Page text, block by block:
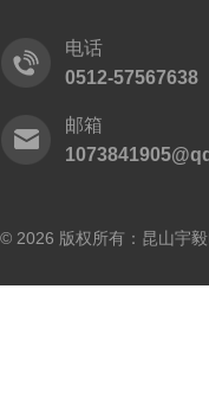
电话
0512-57567638
邮箱
© 2026 版权所有：昆山宇